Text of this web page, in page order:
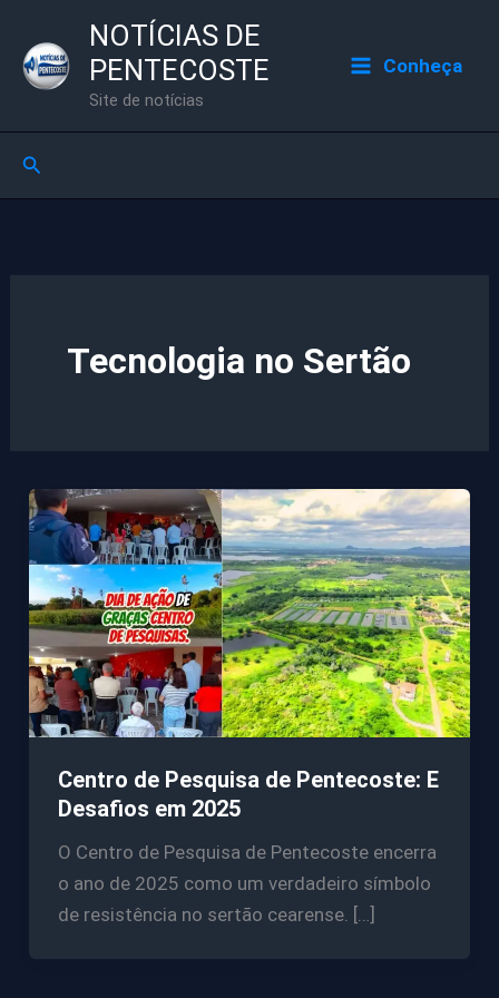
para
NOTÍCIAS DE
PENTECOSTE
Site de notícias
Conheça
Pesquisar
Tecnologia no Sertão
Centro de Pesquisa de Pentecoste: E
Desafios em 2025
O Centro de Pesquisa de Pentecoste encerra
o ano de 2025 como um verdadeiro símbolo
de resistência no sertão cearense. […]